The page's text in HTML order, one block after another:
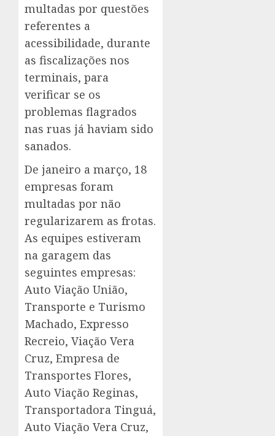
multadas por questões
referentes a
acessibilidade, durante
as fiscalizações nos
terminais, para
verificar se os
problemas flagrados
nas ruas já haviam sido
sanados.
De janeiro a março, 18
empresas foram
multadas por não
regularizarem as frotas.
As equipes estiveram
na garagem das
seguintes empresas:
Auto Viação União,
Transporte e Turismo
Machado, Expresso
Recreio, Viação Vera
Cruz, Empresa de
Transportes Flores,
Auto Viação Reginas,
Transportadora Tinguá,
Auto Viação Vera Cruz,